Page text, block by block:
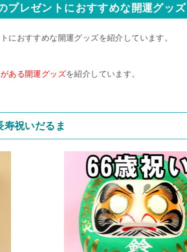
プレゼントにおすすめな開運グッズ
におすすめな開運グッズを紹介しています。
ある開運グッズを紹介しています。
祝いだるま